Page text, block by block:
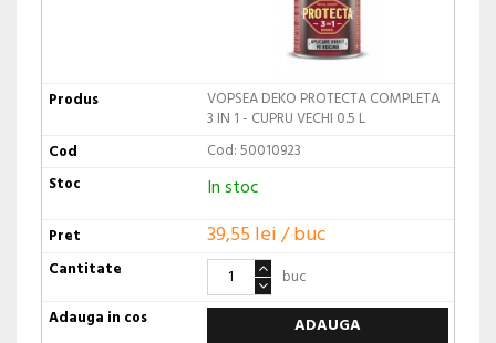
VOPSEA DEKO PROTECTA COMPLETA
3 IN 1 - CUPRU VECHI 0.5 L
Cod: 50010923
In stoc
39,55 lei / buc
buc
ADAUGA